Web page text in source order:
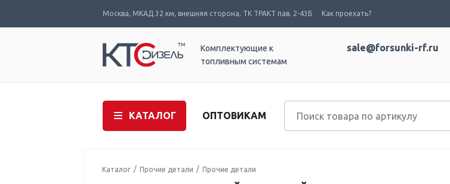
Москва, МКАД 32 км, внешняя сторона, ТК ТРАКТ пав. 2-43Б Как проехать?
Комплектующие к
топливным системам
sale@forsunki-rf.ru
КАТАЛОГ ОПТОВИКАМ
Каталог Прочие детали Прочие детали